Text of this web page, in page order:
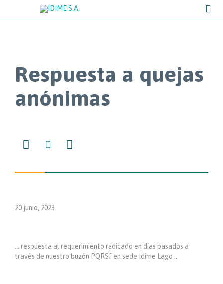

Respuesta a quejas
anónimas
  
20 junio, 2023
… respuesta al requerimiento radicado en días pasados a
través de nuestro buzón PQRSF en sede Idime Lago …